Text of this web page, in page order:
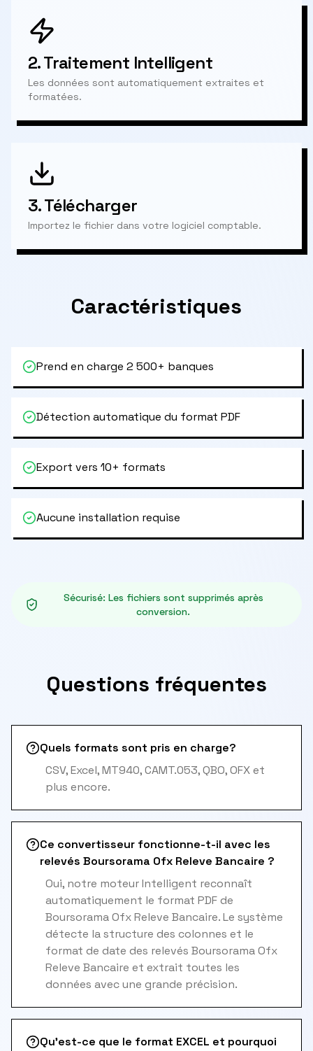
2.Traitement Intelligent
Les données sont automatiquement extraites et
formatées.
3.Télécharger
Importez le fichier dans votre logiciel comptable.
Caractéristiques
Prend en charge 2 500+ banques
Détection automatique du format PDF
Export vers 10+ formats
Aucune installation requise
Sécurisé: Les fichiers sont supprimés après
conversion.
Questions fréquentes
Quels formats sont pris en charge?
CSV, Excel, MT940, CAMT.053, QBO, OFX et
plus encore.
Ce convertisseur fonctionne-t-il avec les
relevés Boursorama Ofx Releve Bancaire ?
Oui, notre moteur Intelligent reconnaît
automatiquement le format PDF de
Boursorama Ofx Releve Bancaire. Le système
détecte la structure des colonnes et le
format de date des relevés Boursorama Ofx
Releve Bancaire et extrait toutes les
données avec une grande précision.
Qu'est-ce que le format EXCEL et pourquoi